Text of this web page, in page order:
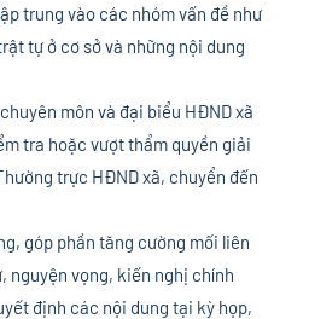
trung vào các nhóm vấn đề như
tự ở cơ sở và những nội dung
môn và đại biểu HĐND xã
tra hoặc vượt thẩm quyền giải
trực HĐND xã, chuyển đến
góp phần tăng cường mối liên
nguyện vọng, kiến nghị chính
định các nội dung tại kỳ họp,